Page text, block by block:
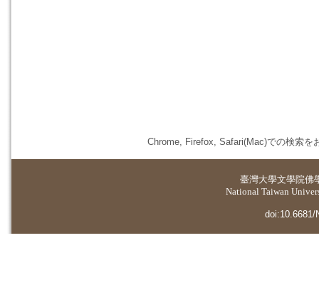
Chrome, Firefox, Safari(Mac)での検索を
臺灣大學文學院佛
National Taiwan
doi:10.6681/